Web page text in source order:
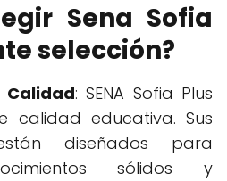
Sena Sofia
selección?
Calidad: SENA Sofia Plus
calidad educativa. Sus
diseñados para
sólidos y